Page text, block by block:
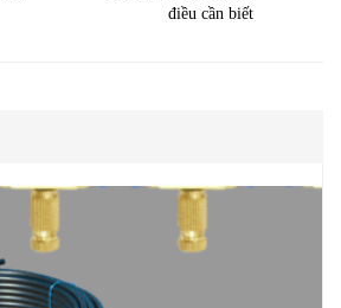
điều cần biết